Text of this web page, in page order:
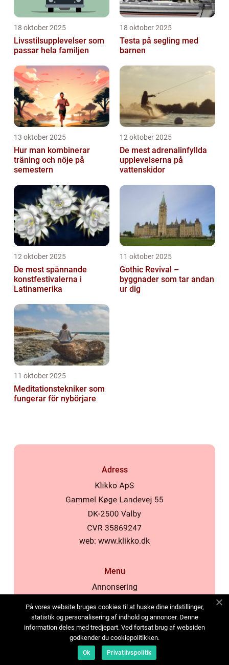
18 oktober 2025
Livsstilsupplevelser som
passar hela familjen
18 oktober 2025
Testa på segling med
barnen
13 oktober 2025
Hur man kombinerar
träning och nöje på
semestern
12 oktober 2025
De mest adrenalinfyllda
upplevelserna på
vattenskidor
12 oktober 2025
De mest spännande
konstfestivalerna i
Latinamerika
11 oktober 2025
Gothic Revival –
byggnader som tar andan
ur dig
11 oktober 2025
Meditationstekniker som
fungerar för nybörjare
Adress
web: www.klikko.dk
Menu
Annonsering
Cookies
Kontakta oss
Sitemap
På vores website bruges cookies til at huske dine indstillinger,
statistik og personalisering af indhold og annoncer. Denne
information deles med tredjepart. Ved fortsat brug af websiden
godkender du cookiepolitikken.
Ok Privatlivspolitik